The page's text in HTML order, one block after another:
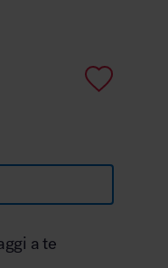
a te